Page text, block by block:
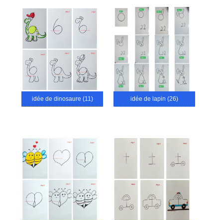
idée de dinosaure (11) idée de lapin (26)